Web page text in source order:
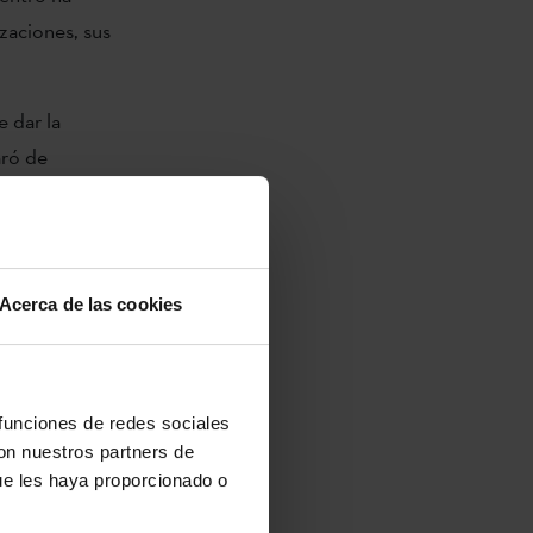
Acerca de las cookies
de redes sociales
nuestros partners de
les haya proporcionado o
sus
dar la
de
el Sr.
Álvarez
tiene como